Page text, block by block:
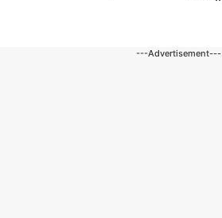
---Advertisement---